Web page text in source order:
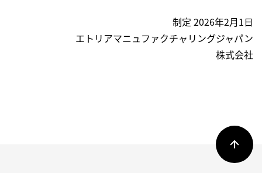
制定 2026年2月1日
エトリアマニュファクチャリングジャパン
株式会社